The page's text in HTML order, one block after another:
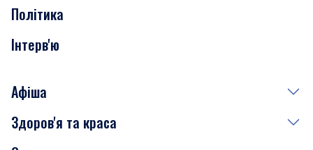
Політика
Інтерв'ю
Афіша
Сьогодні
Здоров'я та краса